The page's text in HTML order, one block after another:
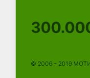
© 2006 - 2019